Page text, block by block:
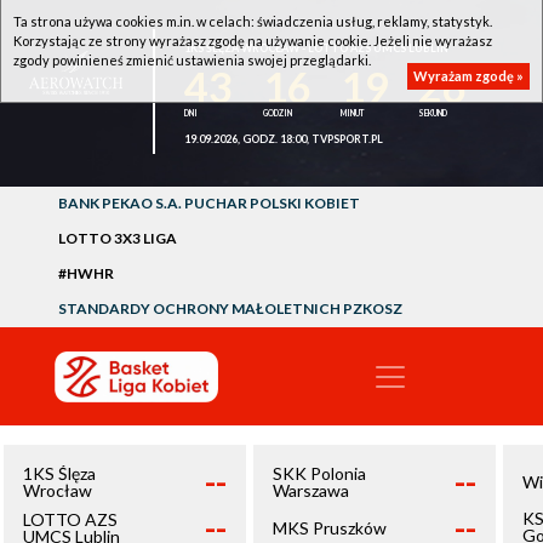
1KS ŚLĘZA WROCŁAW - LOTTO AZS UMCS LUBLIN
26
19.09.2026, GODZ. 18:00, TVPSPORT.PL
BANK PEKAO S.A. PUCHAR POLSKI KOBIET
LOTTO 3X3 LIGA
#HWHR
STANDARDY OCHRONY MAŁOLETNICH PZKOSZ
1KS Ślęza
Wrocław
--
LOTTO AZS
UMCS Lublin
--
SKK Polonia
Warszawa
--
MKS Pruszków --
Ta strona używa cookies m.in. w celach: świadczenia usług, reklamy, statystyk.
Korzystając ze strony wyrażasz zgodę na używanie cookie. Jeżeli nie wyrażasz
zgody powinieneś zmienić ustawienia swojej przeglądarki.
Wyrażam zgodę »